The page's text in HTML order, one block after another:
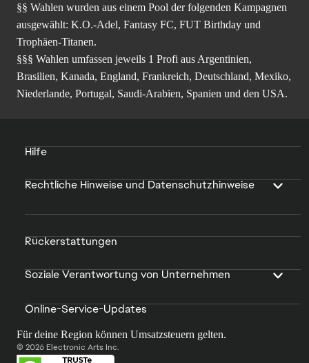
§§ Wahlen wurden aus einem Pool der folgenden Kampagnen
ausgewählt: K.O.-Adel, Fantasy FC, FUT Birthday und
Trophäen-Titanen.
§§§ Wahlen umfassen jeweils 1 Profi aus Argentinien,
Brasilien, Kanada, England, Frankreich, Deutschland, Mexiko,
Niederlande, Portugal, Saudi-Arabien, Spanien und den USA.
Hilfe
Rechtliche Hinweise und Datenschutzhinweise
Rückerstattungen
Soziale Verantwortung von Unternehmen
Online-Service-Updates
Für deine Region können Umsatzsteuern gelten.
© 2026 Electronic Arts Inc.